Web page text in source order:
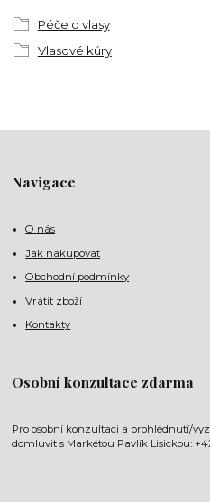
Péče o vlasy
Vlasové kúry
Navigace
O nás
Jak nakupovat
Obchodní podmínky
Vrátit zboží
Kontakty
Osobní konzultace zdarma
Pro osobní konzultaci a prohlédnutí/
domluvit s Markétou Pavlík Lisickou: